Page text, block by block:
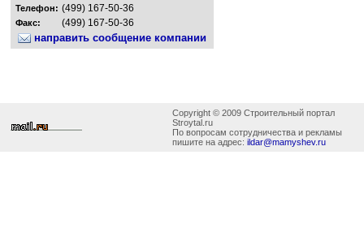
Телефон: (499) 167-50-36
Факс: (499) 167-50-36
направить сообщение компании
Copyright © 2009 Строительный портал
Stroytal.ru
По вопросам сотрудничества и рекламы
пишите на адрес: ildar@mamyshev.ru